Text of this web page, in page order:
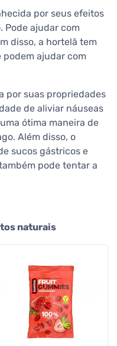
por seus efeitos
Pode ajudar com
disso, a hortelã tem
ajudar com
por suas propriedades
de aliviar náuseas
ótima maneira de
Além disso, o
sucos gástricos e
pode tentar a
naturais